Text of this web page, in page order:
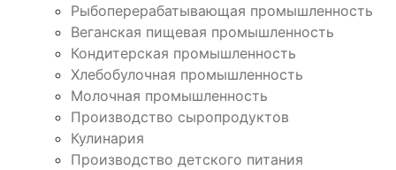
Рыбоперерабатывающая промышленность
Веганская пищевая промышленность
Кондитерская промышленность
Хлебобулочная промышленность
Молочная промышленность
Производство сыропродуктов
Кулинария
Производство детского питания